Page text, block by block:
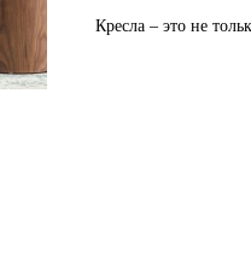
Кресла – это не